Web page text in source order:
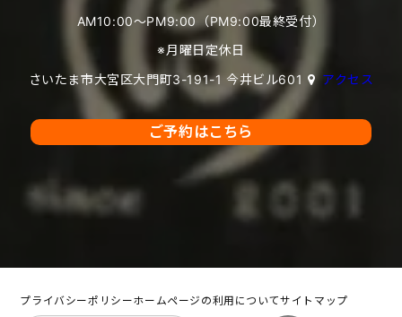
AM10:00～PM9:00（PM9:00最終受付）
※月曜日定休日
さいたま市大宮区大門町3-191-1 今井ビル601
アクセス
ご予約はこちら
プライバシーポリシーホームページの利用についてサイトマップ